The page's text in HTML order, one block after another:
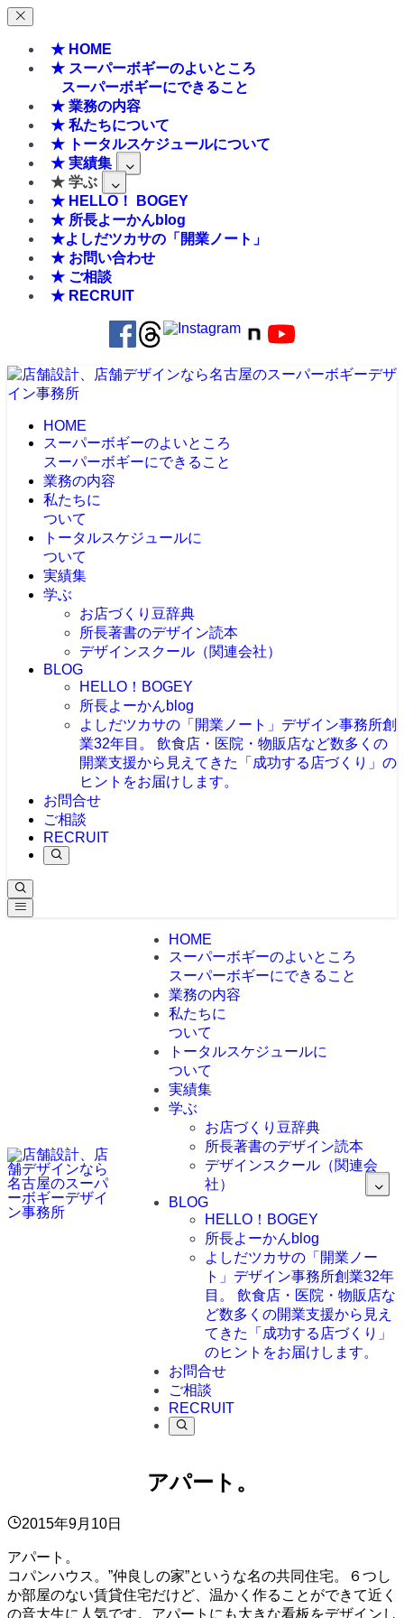
★ HOME
★ スーパーボギーのよいところ
スーパーボギーにできること
★ 業務の内容
★ 私たちについて
★ トータルスケジュールについて
★ 実績集
★ 学ぶ
★ HELLO！ BOGEY
★ 所長よーかんblog
★よしだツカサの「開業ノート」
★ お問い合わせ
★ ご相談
★ RECRUIT
HOME
スーパーボギーのよいところ
スーパーボギーにできること
業務の内容
私たちに
ついて
トータルスケジュールに
ついて
実績集
学ぶ
お店づくり豆辞典
所長著書のデザイン読本
デザインスクール（関連会社）
BLOG
HELLO！BOGEY
所長よーかんblog
よしだツカサの「開業ノート」 デザイン事務所創
業32年目。 飲食店・医院・物販店など数多くの
開業支援から見えてきた「成功する店づくり」の
ヒントをお届けします。
お問合せ
ご相談
RECRUIT
HOME
スーパーボギーのよいところ
スーパーボギーにできること
業務の内容
私たちに
ついて
トータルスケジュールに
ついて
実績集
学ぶ
お店づくり豆辞典
所長著書のデザイン読本
デザインスクール（関連会
社）
BLOG
HELLO！BOGEY
所長よーかんblog
よしだツカサの「開業ノー
ト」 デザイン事務所創業32年
目。 飲食店・医院・物販店な
ど数多くの開業支援から見え
てきた「成功する店づくり」
のヒントをお届けします。
お問合せ
ご相談
RECRUIT
アパート。
2015年9月10日
アパート。
コパンハウス。”仲良しの家”というな名の共同住宅。６つし
か部屋のない賃貸住宅だけど、温かく作ることができて近く
の音大生に人気です。アパートにも大きな看板をデザインし